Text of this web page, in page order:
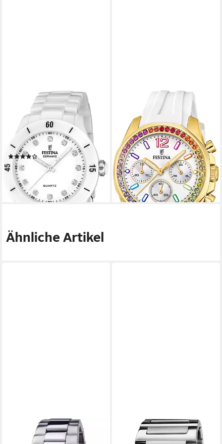
Keramikuhr Ceramic
F20720/2, Quarzuhr,
Armbanduhr, Damenuhr,
analog, Zirkonia (synth)
(1)
199,00 €
lieferbar - in 1-2 Werktagen bei dir
Digitaluhr Festina Damenuhr
PU weiß Festina, (Analoguhr),
Damen Armbanduhr rund,
PUarmband weiß, Casual
179,00 €
lieferbar - in 2-3 Werktagen bei dir
Ähnliche Artikel
Chronograph Ceramic
FESTINA
Quarzuhr On The Square